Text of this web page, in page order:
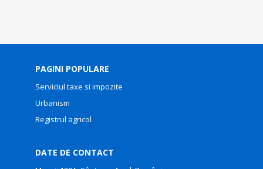
PAGINI POPULARE
Serviciul taxe si impozite
Urbanism
Registrul agricol
DATE DE CONTACT